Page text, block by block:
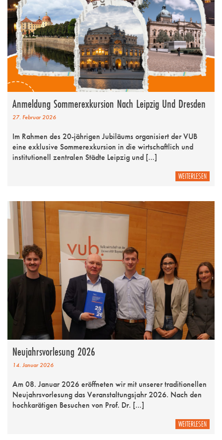
Anmeldung Sommerexkursion Nach Leipzig Und Dresden
27. Februar 2026
Im Rahmen des 20-jährigen Jubiläums organisiert der VUB
eine exklusive Sommerexkursion in die wirtschaftlich und
institutionell zentralen Städte Leipzig und […]
WEITERLESEN
Neujahrsvorlesung 2026
14. Januar 2026
Am 08. Januar 2026 eröffneten wir mit unserer traditionellen
Neujahrsvorlesung das Veranstaltungsjahr 2026. Nach den
hochkarätigen Besuchen von Prof. Dr. […]
WEITERLESEN